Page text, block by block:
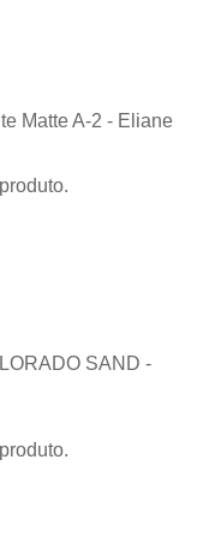
Matte A-2 - Eliane
SAND -